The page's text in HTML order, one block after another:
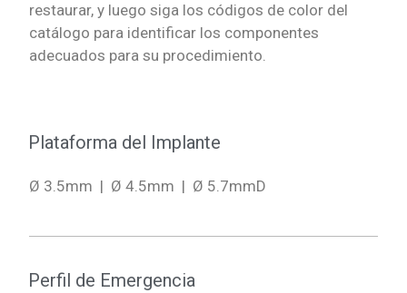
restaurar, y luego siga los códigos de color del
catálogo para identificar los componentes
adecuados para su procedimiento.
Plataforma del Implante
Ø 3.5mm | Ø 4.5mm | Ø 5.7mmD
Perfil de Emergencia